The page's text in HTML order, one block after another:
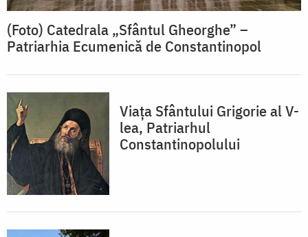
(Foto) Catedrala „Sfântul Gheorghe” –
Patriarhia Ecumenică de Constantinopol
Viața Sfântului Grigorie al V-
lea, Patriarhul
Constantinopolului